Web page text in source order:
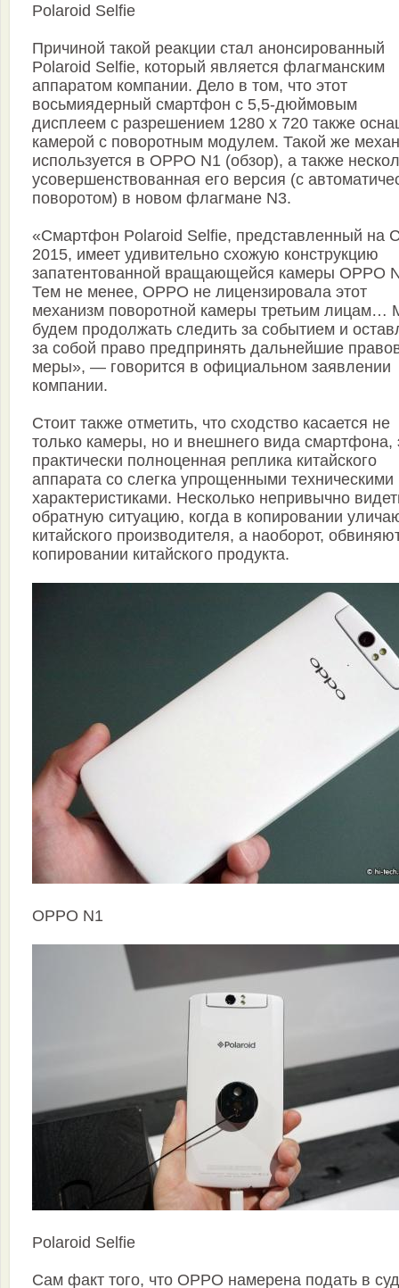
Polaroid Selfie
Причиной такой реакции стал анонсированный
Polaroid Selfie, который является флагманским
аппаратом компании. Дело в том, что этот
восьмиядерный смартфон с 5,5-дюймовым
дисплеем с разрешением 1280 х 720 также
камерой с поворотным модулем. Такой же
используется в OPPO N1 (обзор), а также
усовершенствованная его версия (с
поворотом) в новом флагмане N3.
«Смартфон Polaroid Selfie, представленный на
2015, имеет удивительно схожую конструкцию
запатентованной вращающейся камеры OPPO
Тем не менее, OPPO не лицензировала этот
механизм поворотной камеры третьим лицам…
будем продолжать следить за событием и
за собой право предпринять дальнейшие
меры», — говорится в официальном заявлении
компании.
Стоит также отметить, что сходство касается не
только камеры, но и внешнего вида смартфона,
практически полноценная реплика китайского
аппарата со слегка упрощенными техническими
характеристиками. Несколько непривычно
обратную ситуацию, когда в копировании
китайского производителя, а наоборот,
копировании китайского продукта.
OPPO N1
Polaroid Selfie
Сам факт того, что OPPO намерена подать в